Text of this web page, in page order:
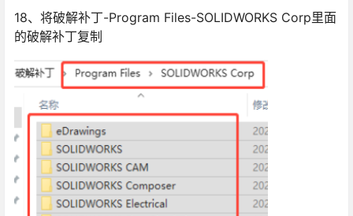
18、将破解补丁-Program Files-SOLIDWORKS Corp里面
的破解补丁复制